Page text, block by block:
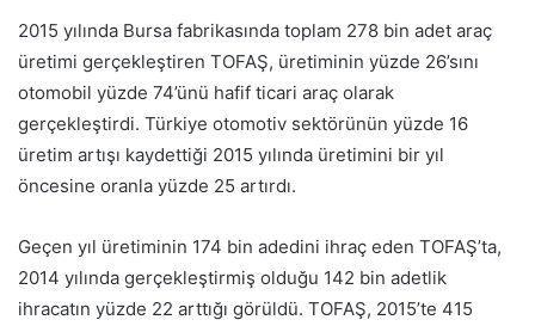
2015 yılında Bursa fabrikasında toplam 278 bin adet araç
üretimi gerçekleştiren TOFAŞ, üretiminin yüzde 26’sını
otomobil yüzde 74’ünü hafif ticari araç olarak
gerçekleştirdi. Türkiye otomotiv sektörünün yüzde 16
üretim artışı kaydettiği 2015 yılında üretimini bir yıl
öncesine oranla yüzde 25 artırdı.
Geçen yıl üretiminin 174 bin adedini ihraç eden TOFAŞ’ta,
2014 yılında gerçekleştirmiş olduğu 142 bin adetlik
ihracatın yüzde 22 arttığı görüldü. TOFAŞ, 2015’te 415